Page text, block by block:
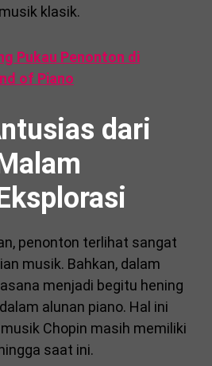
klasik.
Pukau Penonton di
of Piano
dari
penonton terlihat sangat
musik. Bahkan, dalam
menjadi begitu hening
alunan piano. Hal ini
Chopin masih memiliki
saat ini.